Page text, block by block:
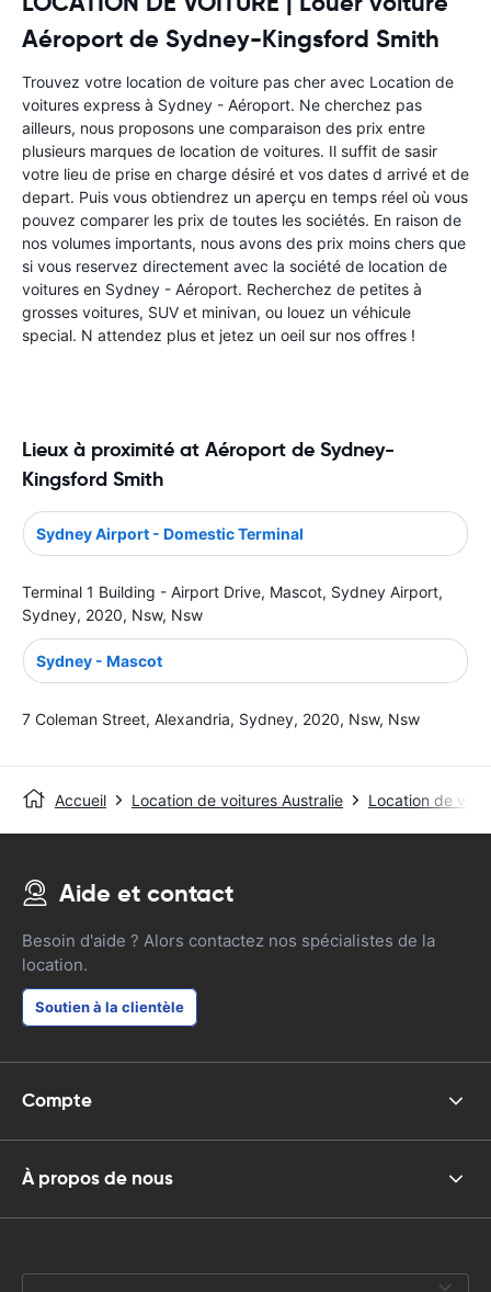
Aéroport de Sydney-Kingsford Smith
Trouvez votre location de voiture pas cher avec Location de
voitures express à Sydney - Aéroport. Ne cherchez pas
ailleurs, nous proposons une comparaison des prix entre
plusieurs marques de location de voitures. Il suffit de sasir
votre lieu de prise en charge désiré et vos dates d arrivé et de
depart. Puis vous obtiendrez un aperçu en temps réel où vous
pouvez comparer les prix de toutes les sociétés. En raison de
nos volumes importants, nous avons des prix moins chers que
si vous reservez directement avec la société de location de
voitures en Sydney - Aéroport. Recherchez de petites à
grosses voitures, SUV et minivan, ou louez un véhicule
special. N attendez plus et jetez un oeil sur nos offres !
Lieux à proximité at Aéroport de Sydney-
Kingsford Smith
Sydney Airport - Domestic Terminal
Terminal 1 Building - Airport Drive, Mascot, Sydney Airport,
Sydney, 2020, Nsw, Nsw
Sydney - Mascot
7 Coleman Street, Alexandria, Sydney, 2020, Nsw, Nsw
Accueil Location de voitures Australie Location de
Aide et contact
Besoin d'aide ? Alors contactez nos spécialistes de la
location.
Soutien à la clientèle
Compte
À propos de nous